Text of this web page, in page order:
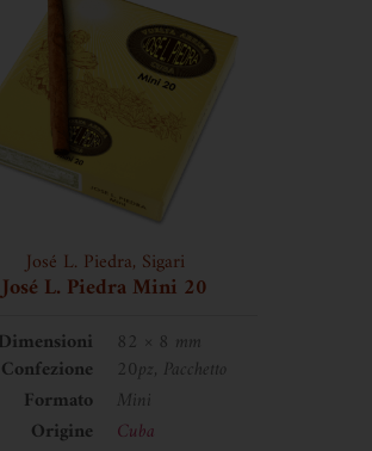
José L. Piedra, Sigari
José L. Piedra Mini 20
Dimensioni
82 × 8 mm
Confezione
20pz, Pacchetto
Formato
Mini
Origine
Cuba